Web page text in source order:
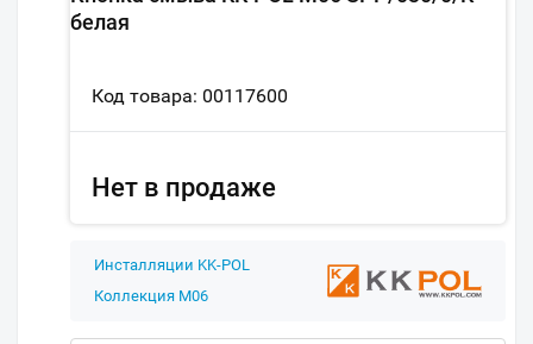
белая
Код товара: 00117600
Нет в продаже
Инсталляции KK-POL
Коллекция M06